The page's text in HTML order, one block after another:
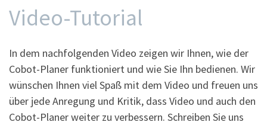
Video-Tutorial
In dem nachfolgenden Video zeigen wir Ihnen, wie der
Cobot-Planer funktioniert und wie Sie Ihn bedienen. Wir
wünschen Ihnen viel Spaß mit dem Video und freuen uns
über jede Anregung und Kritik, dass Video und auch den
Cobot-Planer weiter zu verbessern. Schreiben Sie uns